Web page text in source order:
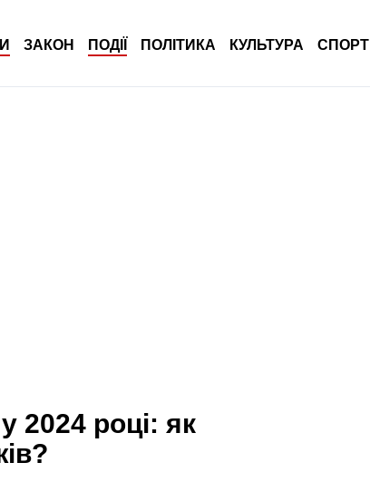
ЗАКОН ПОДІЇ ПОЛІТИКА КУЛЬТУРА СПОРТ
2024 році: як